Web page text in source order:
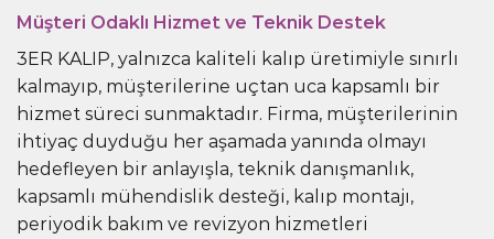
Müşteri Odaklı Hizmet ve Teknik Destek
3ER KALIP, yalnızca kaliteli kalıp üretimiyle sınırlı
kalmayıp, müşterilerine uçtan uca kapsamlı bir
hizmet süreci sunmaktadır. Firma, müşterilerinin
ihtiyaç duyduğu her aşamada yanında olmayı
hedefleyen bir anlayışla, teknik danışmanlık,
kapsamlı mühendislik desteği, kalıp montajı,
periyodik bakım ve revizyon hizmetleri